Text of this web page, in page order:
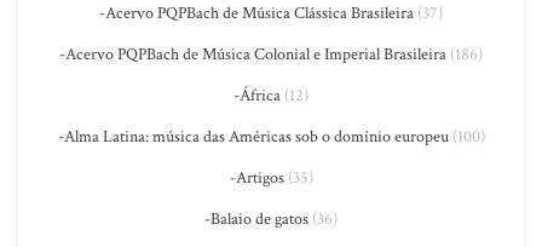
-Acervo PQPBach de Música Clássica Brasileira (37)
-Acervo PQPBach de Música Colonial e Imperial Brasileira (186)
-África (12)
-Alma Latina: música das Américas sob o domínio europeu(100)
-Artigos(35)
-Balaio de gatos (36)